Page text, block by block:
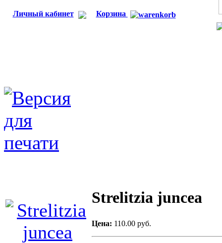
Личный кабинет Корзина
Strelitzia juncea
Цена: 110.00 руб.